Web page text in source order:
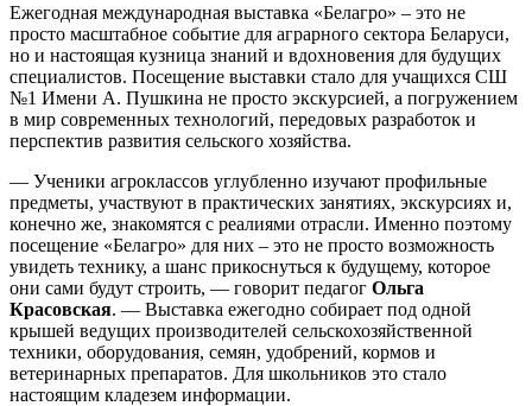
Ежегодная международная выставка «Белагро» – это не
просто масштабное событие для аграрного сектора Беларуси,
но и настоящая кузница знаний и вдохновения для будущих
специалистов. Посещение выставки стало для учащихся СШ
№1 Имени А. Пушкина не просто экскурсией, а погружением
в мир современных технологий, передовых разработок и
перспектив развития сельского хозяйства.
— Ученики агроклассов углубленно изучают профильные
предметы, участвуют в практических занятиях, экскурсиях и,
конечно же, знакомятся с реалиями отрасли. Именно поэтому
посещение «Белагро» для них – это не просто возможность
увидеть технику, а шанс прикоснуться к будущему, которое
они сами будут строить, — говорит педагог Ольга
Красовская. — Выставка ежегодно собирает под одной
крышей ведущих производителей сельскохозяйственной
техники, оборудования, семян, удобрений, кормов и
ветеринарных препаратов. Для школьников это стало
настоящим кладезем информации.